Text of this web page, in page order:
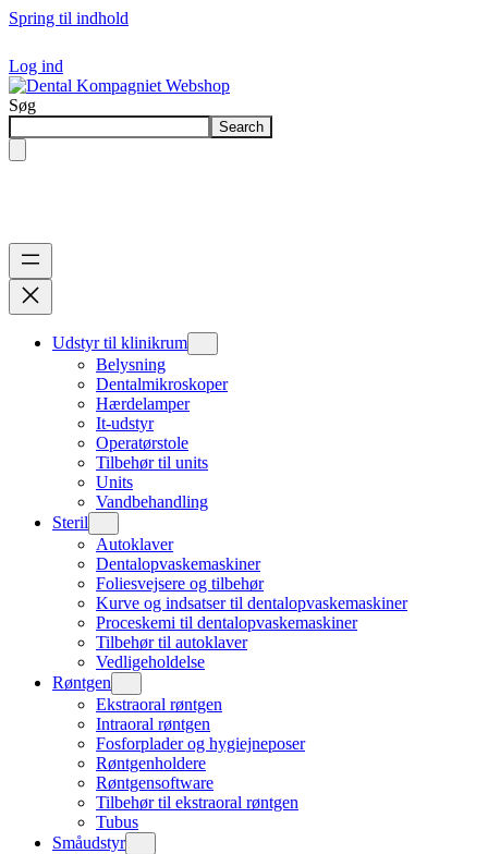
Spring til indhold
Log ind
Søg
Search
Udstyr til klinikrum
Belysning
Dentalmikroskoper
Hærdelamper
It-udstyr
Operatørstole
Tilbehør til units
Units
Vandbehandling
Steril
Autoklaver
Dentalopvaskemaskiner
Foliesvejsere og tilbehør
Kurve og indsatser til dentalopvaskemaskiner
Proceskemi til dentalopvaskemaskiner
Tilbehør til autoklaver
Vedligeholdelse
Røntgen
Ekstraoral røntgen
Intraoral røntgen
Fosforplader og hygiejneposer
Røntgenholdere
Røntgensoftware
Tilbehør til ekstraoral røntgen
Tubus
Småudstyr